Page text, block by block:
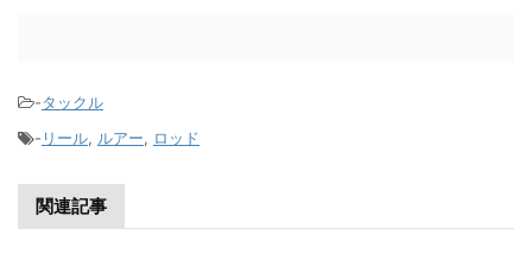
-タックル
- リール, ルアー, ロッド
関連記事